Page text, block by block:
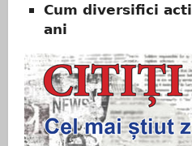
Cum diversifici
ani